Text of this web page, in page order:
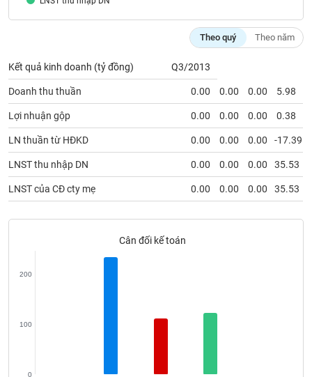
Theo quý Theo năm
Kết quả kinh doanh (tỷ đồng) Q3/2013
Doanh thu thuần 0.00 0.00 0.00 5.98
Lợi nhuận gộp 0.00 0.00 0.00 0.38
LN thuần từ HĐKD 0.00 0.00 0.00 -17.39
LNST thu nhập DN 0.00 0.00 0.00 35.53
LNST của CĐ cty mẹ 0.00 0.00 0.00 35.53
Cân đối kế toán
0
100
200
SÓC
SỨC
TÀI
CHÍNH
CÔNG
NGHỆ
THÔNG